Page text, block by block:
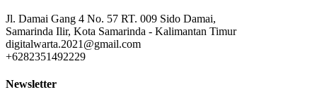
Jl. Damai Gang 4 No. 57 RT. 009 Sido Damai,
Samarinda Ilir, Kota Samarinda - Kalimantan Timur
digitalwarta.2021@gmail.com
+6282351492229
Newsletter